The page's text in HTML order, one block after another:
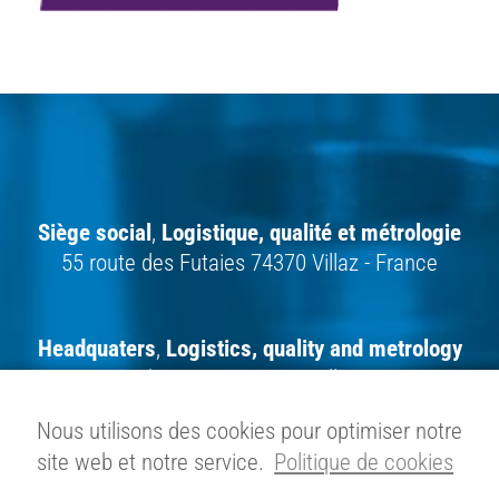
Nous utilisons des cookies pour optimiser notre
site web et notre service. Politique de cookies
Siège social , Logistique, qualité et métrologie
55 route des Futaies 74370 Villaz - France
Headquaters, Logistics, quality and metrology
55 route des Futaies 74370 Villaz - France
Gesellschaftssitz,Logistik,